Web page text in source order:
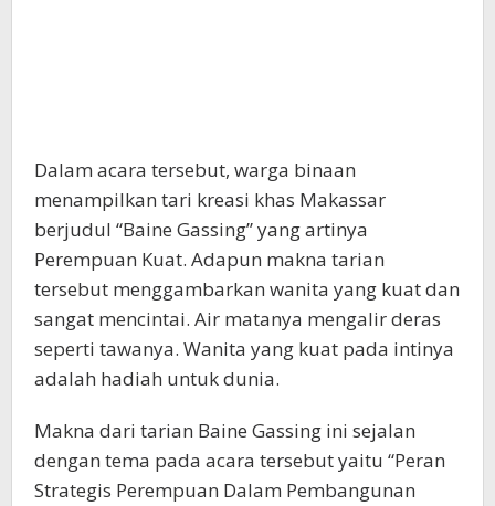
Dalam acara tersebut, warga binaan
menampilkan tari kreasi khas Makassar
berjudul “Baine Gassing” yang artinya
Perempuan Kuat. Adapun makna tarian
tersebut menggambarkan wanita yang kuat dan
sangat mencintai. Air matanya mengalir deras
seperti tawanya. Wanita yang kuat pada intinya
adalah hadiah untuk dunia.
Makna dari tarian Baine Gassing ini sejalan
dengan tema pada acara tersebut yaitu “Peran
Strategis Perempuan Dalam Pembangunan